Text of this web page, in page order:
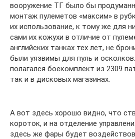
вооружение ТГ было бы
монтаж пулеметов «максим» в
их использование, к тому же для
сами их кожухи в отличие от
английских танках тех лет, не
были уязвимы для пуль и
полагался боекомплект из 2309
так и в дисковых магазинах.
А вот здесь хорошо видно, что
короток, и на отделение
здесь же фары будет